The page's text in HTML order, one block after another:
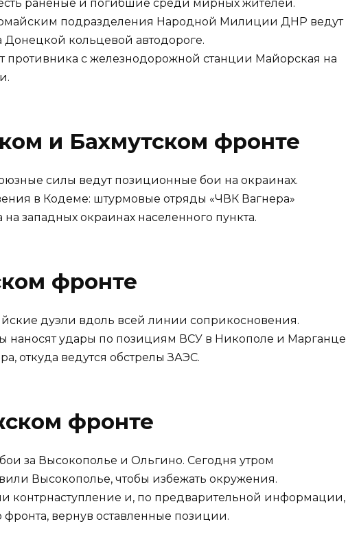
раненые и погибшие среди мирных жителей.
подразделения Народной Милиции ДНР ведут
Донецкой кольцевой автодороге.
противника с железнодорожной станции Майорская на
и Бахмутском фронте
силы ведут позиционные бои на окраинах.
в Кодеме: штурмовые отряды «ЧВК Вагнера»
западных окраинах населенного пункта.
фронте
дуэли вдоль всей линии соприкосновения.
наносят удары по позициям ВСУ в Никополе и Марганце
откуда ведутся обстрелы ЗАЭС.
фронте
за Высокополье и Ольгино. Сегодня утром
Высокополье, чтобы избежать окружения.
контрнаступление и, по предварительной информации,
вернув оставленные позиции.